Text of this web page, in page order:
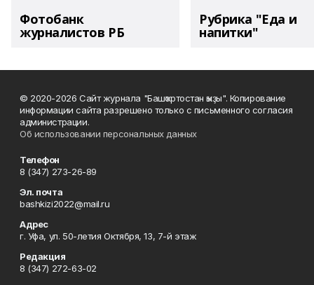
Фотобанк
журналистов РБ
Рубрика "Еда и
напитки"
© 2020-2026 Сайт журнала "Башҡортостан ҡыҙы". Копирование
информации сайта разрешено только с письменного согласия
администрации.
Об использовании персональных данных
Телефон
8 (347) 273-26-89
Эл. почта
bashkizi2022@mail.ru
Адрес
г. Уфа, ул. 50-летия Октября, 13, 7-й этаж
Редакция
8 (347) 272-63-02